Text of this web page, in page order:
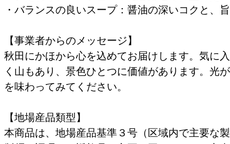
・バランスの良いスープ：醤油の深いコクと、
【事業者からのメッセージ】
秋田にかほから心を込めてお届けします。気に
く山もあり、景色ひとつに価値があります。光
を味わってみてください。
【地場産品類型】
本商品は、地場産品基準３号（区域内で主要な